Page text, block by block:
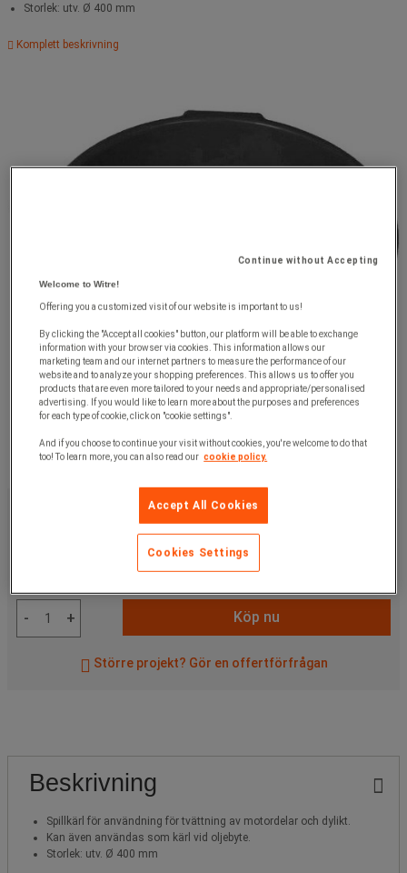
Storlek: utv. Ø 400 mm
Komplett beskrivning
exkl. moms
-
+ Köp nu
Större projekt? Gör en offertförfrågan
Beskrivning
Spillkärl för användning för tvättning av motordelar och dylikt.
Kan även användas som kärl vid oljebyte.
Storlek: utv. Ø 400 mm
Continue without Accepting
Welcome to Witre!
Offering you a customized visit of our website is important to us!
By clicking the "Accept all cookies" button, our platform will be able to exchange
information with your browser via cookies. This information allows our
marketing team and our internet partners to measure the performance of our
website and to analyze your shopping preferences. This allows us to offer you
products that are even more tailored to your needs and appropriate/personalised
advertising. If you would like to learn more about the purposes and preferences
for each type of cookie, click on "cookie settings".
And if you choose to continue your visit without cookies, you're welcome to do that
too! To learn more, you can also read our cookie policy.
Accept All Cookies
Cookies Settings